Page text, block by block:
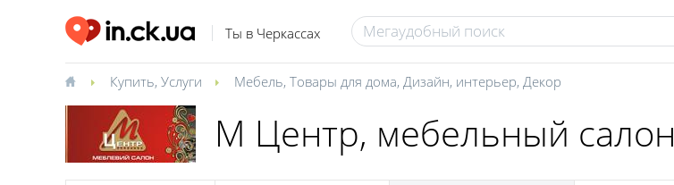
Ты в Черкассах
Купить, Услуги Мебель, Товары для дома, Дизайн, интерьер, Декор
М Центр, мебельный салон